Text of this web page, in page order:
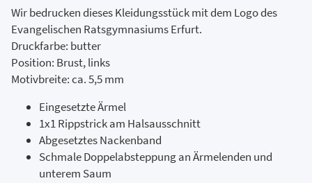
Wir bedrucken dieses Kleidungsstück mit dem Logo des
Evangelischen Ratsgymnasiums Erfurt.
Druckfarbe: butter
Position: Brust, links
Motivbreite: ca. 5,5 mm
Eingesetzte Ärmel
1x1 Rippstrick am Halsausschnitt
Abgesetztes Nackenband
Schmale Doppelabsteppung an Ärmelenden und
unterem Saum